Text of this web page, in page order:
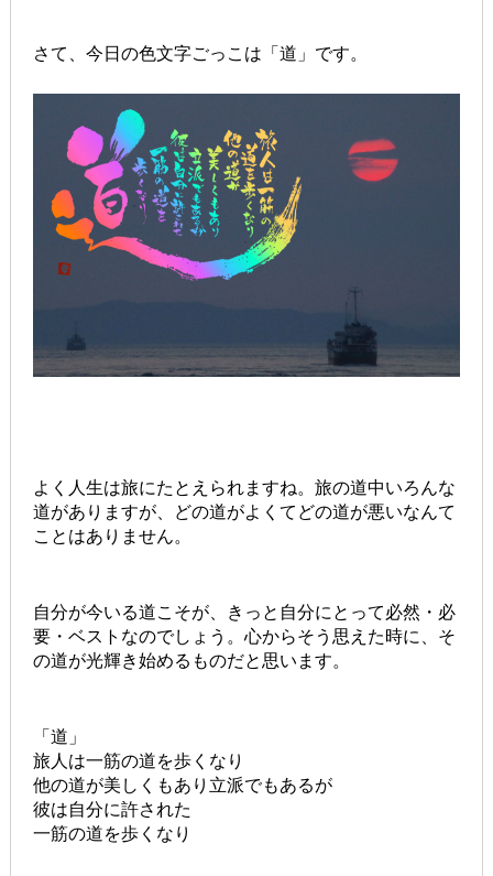
さて、今日の色文字ごっこは「道」です。
よく人生は旅にたとえられますね。旅の道中いろんな
道がありますが、どの道がよくてどの道が悪いなんて
ことはありません。
自分が今いる道こそが、きっと自分にとって必然・必
要・ベストなのでしょう。心からそう思えた時に、そ
の道が光輝き始めるものだと思います。
「道」
旅人は一筋の道を歩くなり
他の道が美しくもあり立派でもあるが
彼は自分に許された
一筋の道を歩くなり